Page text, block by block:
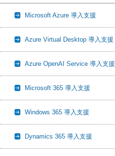
Microsoft Azure 導入支援
Azure Virtual Desktop 導入支援
Azure OpenAI Service 導入支援
Microsoft 365 導入支援
Windows 365 導入支援
Dynamics 365 導入支援